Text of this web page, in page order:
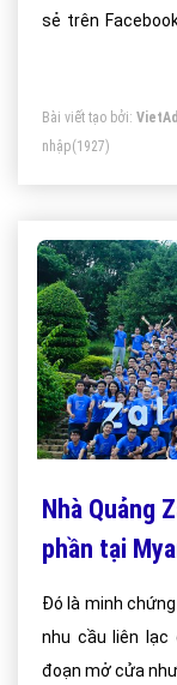
sẻ trên
Bài viết tạo bởi:
nhập(1927)
Nhà Quảng
phần tại
Đó là minh
nhu cầu liên
đoạn mở cửa